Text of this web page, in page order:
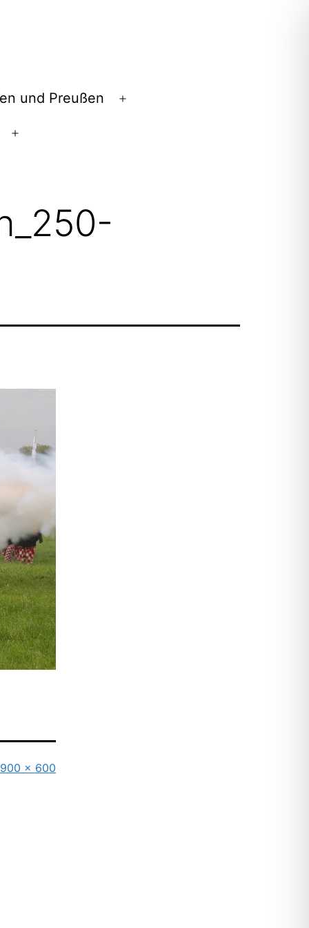
und Preußen
Originalgröße
900 × 600